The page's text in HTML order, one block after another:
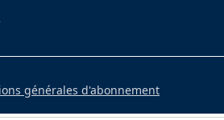
générales d'abonnement